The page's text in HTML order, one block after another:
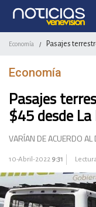
Economía / Pasajes
Economía
Pasajes
$45 desde
VARÍAN DE ACUERDO AL
10-Abril-2022 9:31